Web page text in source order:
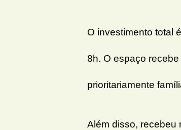
O investimento total
8h. O espaço
prioritariamente
Além disso, recebeu